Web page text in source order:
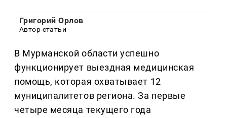
Григорий Орлов
Автор статьи
В Мурманской области успешно
функционирует выездная медицинская
помощь, которая охватывает 12
муниципалитетов региона. За первые
четыре месяца текущего года